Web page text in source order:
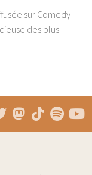
sur Comedy
des plus